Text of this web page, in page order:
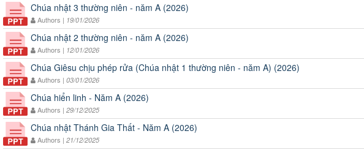
Chúa nhật 3 thường niên - năm A (2026)
Authors | 19/01/2026
Chúa nhật 2 thường niên - năm A (2026)
Authors | 12/01/2026
Chúa Giêsu chịu phép rửa (Chúa nhật 1 thường niên - năm A) (2026)
Authors | 03/01/2026
Chúa hiển linh - Năm A (2026)
Authors | 29/12/2025
Chúa nhật Thánh Gia Thất - Năm A (2026)
Authors | 21/12/2025